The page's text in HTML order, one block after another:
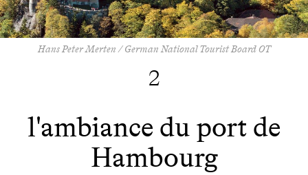
Hans Peter Merten / German National Tourist Board OT
2
l'ambiance du port de
Hambourg